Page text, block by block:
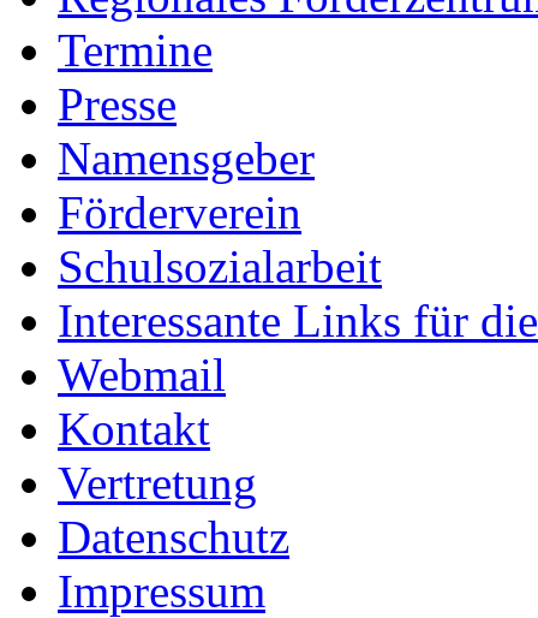
Termine
Presse
Namensgeber
Förderverein
Schulsozialarbeit
Interessante Links für
Webmail
Kontakt
Vertretung
Datenschutz
Impressum